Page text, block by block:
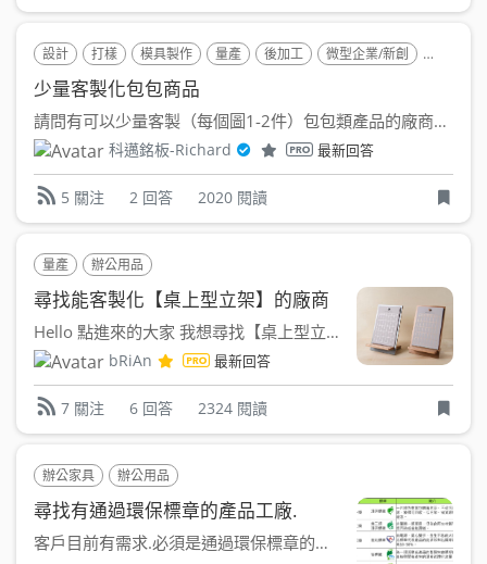
設計 打樣 模具製作 量產 後加工 微型企業/新創 民眾
少量客製化包包商品
請問有可以少量客製（每個圖1-2件）包包類產品的廠商嗎？ ...
科邁銘板-Richard 最新回答
5 關注 2 回答 2020 閱讀
量產 辦公用品
尋找能客製化【桌上型立架】的廠商
Hello 點進來的大家 我想尋找【桌上型立架】可客製化...
bRiAn 最新回答
7 關注 6 回答 2324 閱讀
辦公家具 辦公用品
尋找有通過環保標章的產品工廠.
客戶目前有需求.必須是通過環保標章的產品 如果你的工廠有...